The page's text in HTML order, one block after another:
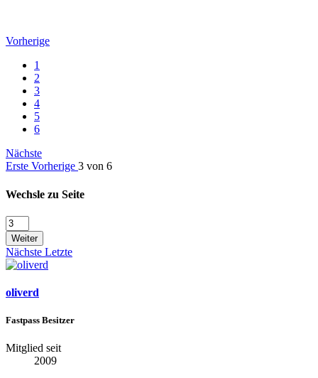
Vorherige
1
2
3
4
5
6
Nächste
Erste Vorherige 3 von 6
Wechsle zu Seite
Weiter
Nächste Letzte
oliverd
Fastpass Besitzer
Mitglied seit
2009